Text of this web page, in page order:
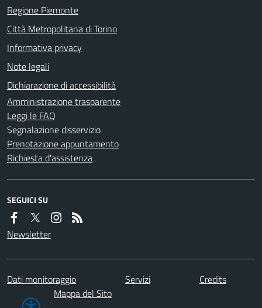
Regione Piemonte
Città Metropolitana di Torino
Informativa privacy
Note legali
Dichiarazione di accessibilità
Amministrazione trasparente
Leggi le FAQ
Segnalazione disservizio
Prenotazione appuntamento
Richiesta d'assistenza
SEGUICI SU
Newsletter
Dati monitoraggio Servizi
Credits
Mappa del Sito